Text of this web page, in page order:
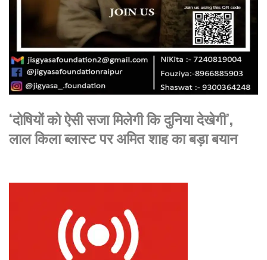
‘दोषियों को ऐसी सजा मिलेगी कि दुनिया देखेगी’,
लाल किला ब्लास्ट पर अमित शाह का बड़ा बयान